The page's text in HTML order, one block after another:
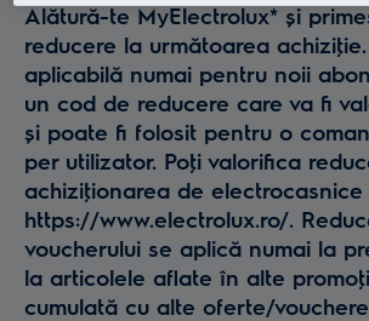
Alătură-te MyElectrolux* și
reducere la următoarea
aplicabilă numai pentru noii
un cod de reducere care va fi
și poate fi folosit pentru o
per utilizator. Poţi valorifica
achiziţionarea de
https://www.electrolux.ro/.
voucherului se aplică numai la
la articolele aflate în alte
cumulată cu alte oferte/